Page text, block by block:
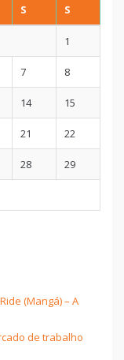
S S
1
7 8
14 15
21 22
28 29
(Mangá) – A
de trabalho